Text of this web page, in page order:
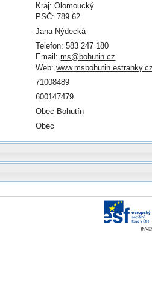
Kraj: Olomoucký
PSČ: 789 62
Jana Nýdecká
Telefon: 583 247 180
Email:ms@bohutin.cz
Web:
71008489
600147479
Obec Bohutín
Obec